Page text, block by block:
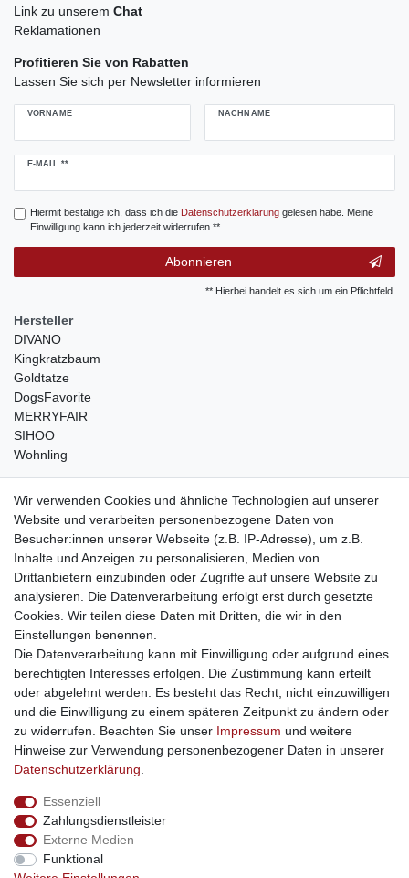
Link zu unserem Chat
Reklamationen
Profitieren Sie von Rabatten
Lassen Sie sich per Newsletter informieren
VORNAME NACHNAME
E-MAIL **
Newsletter
Hiermit bestätige ich, dass ich die Daten­schutz­erklärunggelesen habe. Meine
Einwilligung kann ich jederzeit widerrufen.**
Abonnieren
** Hierbei handelt es sich um ein Pflichtfeld.
Hersteller
DIVANO
Kingkratzbaum
Goldtatze
DogsFavorite
MERRYFAIR
SIHOO
Wohnling
weitere Shops
traumlampen- Lampen und Kronleuchter
kinderwagencenter- Exklusive und günstige Kinderwagen
gastrogeraete24- alles für Gastronomie und Imbiss
soziale Medien
Facebook
sicher einkaufen
Sichere Bestellung und Zahlung via SSL Verschlüsselung
Wir verwenden Cookies und ähnliche Technologien auf unserer
Website und verarbeiten personenbezogene Daten von
Besucher:innen unserer Webseite (z.B. IP-Adresse), um z.B.
Inhalte und Anzeigen zu personalisieren, Medien von
Drittanbietern einzubinden oder Zugriffe auf unsere Website zu
analysieren. Die Datenverarbeitung erfolgt erst durch gesetzte
Cookies. Wir teilen diese Daten mit Dritten, die wir in den
Einstellungen benennen.
Die Datenverarbeitung kann mit Einwilligung oder aufgrund eines
berechtigten Interesses erfolgen. Die Zustimmung kann erteilt
oder abgelehnt werden. Es besteht das Recht, nicht einzuwilligen
und die Einwilligung zu einem späteren Zeitpunkt zu ändern oder
zu widerrufen. Beachten Sie unser Impressum und weitere
Hinweise zur Verwendung personenbezogener Daten in unserer
Daten­schutz­erklärung
Essenziell
Zahlungsdienstleister
Externe Medien
Funktional
Widerrufs­recht Widerrufs­formular